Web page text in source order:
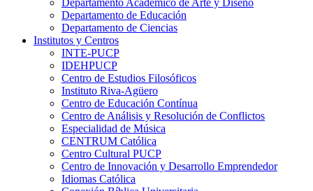
Departamento Académico de Arte y Diseño
Departamento de Educación
Departamento de Ciencias
Institutos y Centros
INTE-PUCP
IDEHPUCP
Centro de Estudios Filosóficos
Instituto Riva-Agüero
Centro de Educación Contínua
Centro de Análisis y Resolución de Conflictos
Especialidad de Música
CENTRUM Católica
Centro Cultural PUCP
Centro de Innovación y Desarrollo Emprendedor
Idiomas Católica